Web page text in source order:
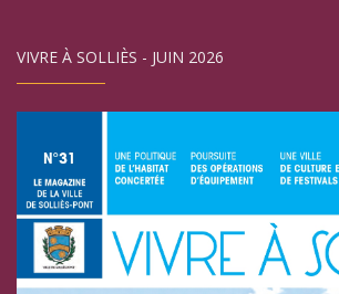
VIVRE À SOLLIÈS - JUIN 2026